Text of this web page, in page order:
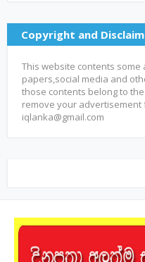
Copyright and
This website contents
papers,social media and
those contents belong to
remove your
iqlanka@gmail.com